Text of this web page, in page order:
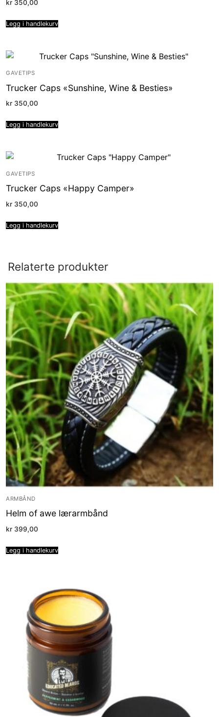
kr 350,00
Legg i handlekurv
GAVETIPS
Trucker Caps «Sunshine, Wine & Besties»
kr 350,00
Legg i handlekurv
GAVETIPS
Trucker Caps «Happy Camper»
kr 350,00
Legg i handlekurv
Relaterte produkter
ARMBÅND
Helm of awe lærarmbånd
kr 399,00
Legg i handlekurv